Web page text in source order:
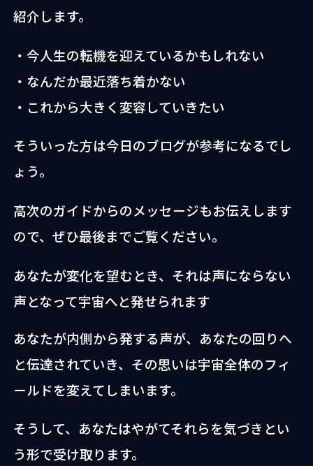
紹介します。
・今人生の転機を迎えているかもしれない
・なんだか最近落ち着かない
・これから大きく変容していきたい
そういった方は今日のブログが参考になるでし
ょう。
高次のガイドからのメッセージもお伝えします
ので、ぜひ最後までご覧ください。
あなたが変化を望むとき、それは声にならない
声となって宇宙へと発せられます
あなたが内側から発する声が、あなたの回りへ
と伝達されていき、その思いは宇宙全体のフィ
ールドを変えてしまいます。
そうして、あなたはやがてそれらを気づきとい
う形で受け取ります。